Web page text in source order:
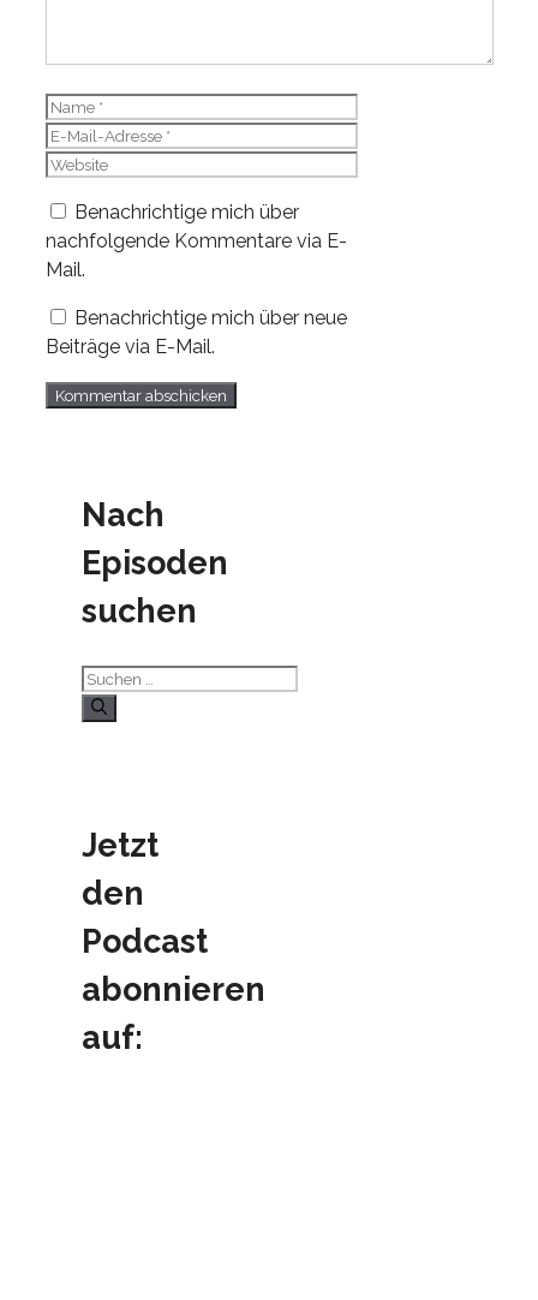
Name
E-
Mail-
Website
Benachrichtige mich über
nachfolgende Kommentare via E-
Mail.
Benachrichtige mich über neue
Beiträge via E-Mail.
Nach
Episoden
suchen
Suchen
nach:
Jetzt
den
Podcast
abonnieren
auf: